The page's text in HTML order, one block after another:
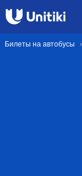
Билеты на автобусы